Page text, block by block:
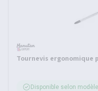
Tournevis ergonomique
Disponible selon modèle